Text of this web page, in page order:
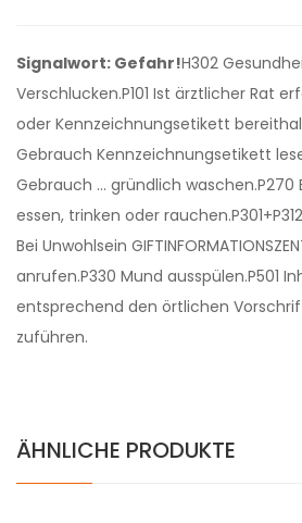
Signalwort: Gefahr!H302
Verschlucken.P101 Ist ärztlicher Rat
oder Kennzeichnungsetikett
Gebrauch Kennzeichnungsetikett
Gebrauch … gründlich waschen.P270
essen, trinken oder rauchen.P301+P312
Bei Unwohlsein
anrufen.P330 Mund ausspülen.P501
entsprechend den örtlichen
zuführen.
ÄHNLICHE PRODUKTE